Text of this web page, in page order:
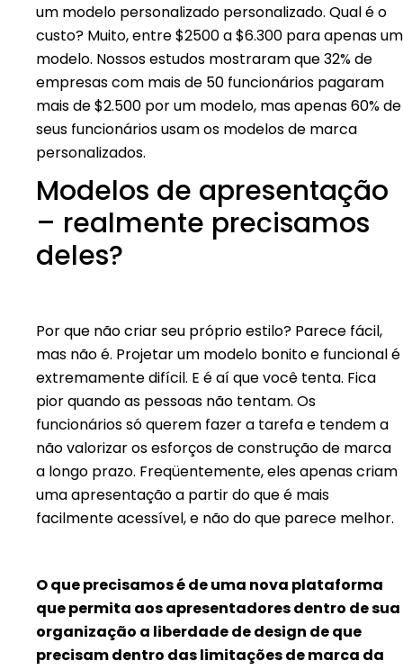
um modelo personalizado personalizado. Qual é o
custo? Muito, entre $2500 a $6.300 para apenas um
modelo. Nossos estudos mostraram que 32% de
empresas com mais de 50 funcionários pagaram
mais de $2.500 por um modelo, mas apenas 60% de
seus funcionários usam os modelos de marca
personalizados.
Modelos de apresentação
– realmente precisamos
deles?
Por que não criar seu próprio estilo? Parece fácil,
mas não é. Projetar um modelo bonito e funcional é
extremamente difícil. E é aí que você tenta. Fica
pior quando as pessoas não tentam. Os
funcionários só querem fazer a tarefa e tendem a
não valorizar os esforços de construção de marca
a longo prazo. Freqüentemente, eles apenas criam
uma apresentação a partir do que é mais
facilmente acessível, e não do que parece melhor.
O que precisamos é de uma nova plataforma
que permita aos apresentadores dentro de sua
organização a liberdade de design de que
precisam dentro das limitações de marca da